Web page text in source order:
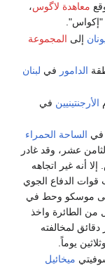
معاهدة لاگوس،
"إكواس".
إلى المجموعة
الدامور في لبنان
الأرجنتينيين في
في الساحة الحمراء
عشر، وقد غادر
أنه غير اتجاهه
قوات الدفاع الجوي
موسكو وحط في
من الطائرة واخذ
لمخالفته
يوماً.
ميخائيل